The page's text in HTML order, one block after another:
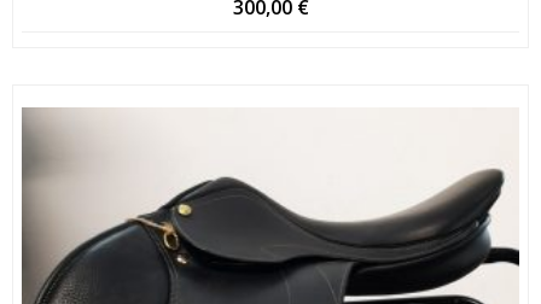
300,00 €